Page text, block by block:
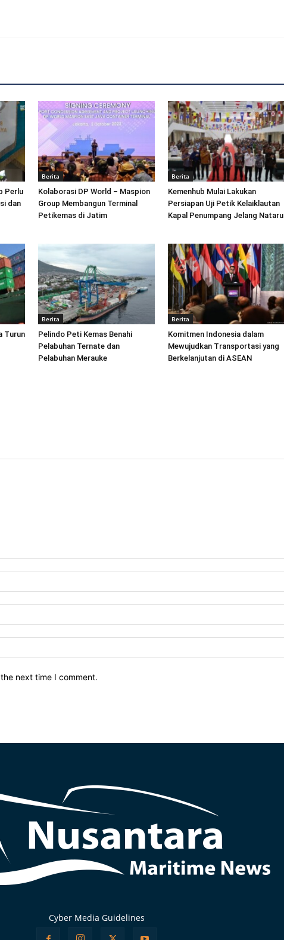
Perlu
dan
Berita
Kolaborasi DP World – Maspion
Group Membangun Terminal
Petikemas di Jatim
Berita
Kemenhub Mulai Lakukan
Persiapan Uji Petik Kelaiklautan
Kapal Penumpang Jelang Nataru
Turun
Berita
Pelindo Peti Kemas Benahi
Pelabuhan Ternate dan
Pelabuhan Merauke
Berita
Komitmen Indonesia dalam
Mewujudkan Transportasi yang
Berkelanjutan di ASEAN
next time I comment.
Cyber Media Guidelines